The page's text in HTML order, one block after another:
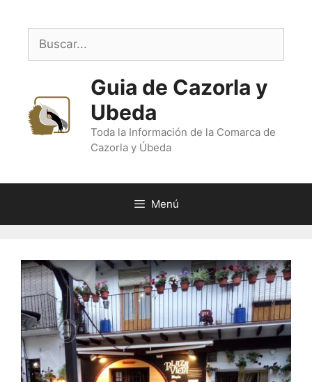
contenido
Buscar:
Guia de Cazorla y
Ubeda
Toda la Información de la Comarca de
Cazorla y Úbeda
Menú